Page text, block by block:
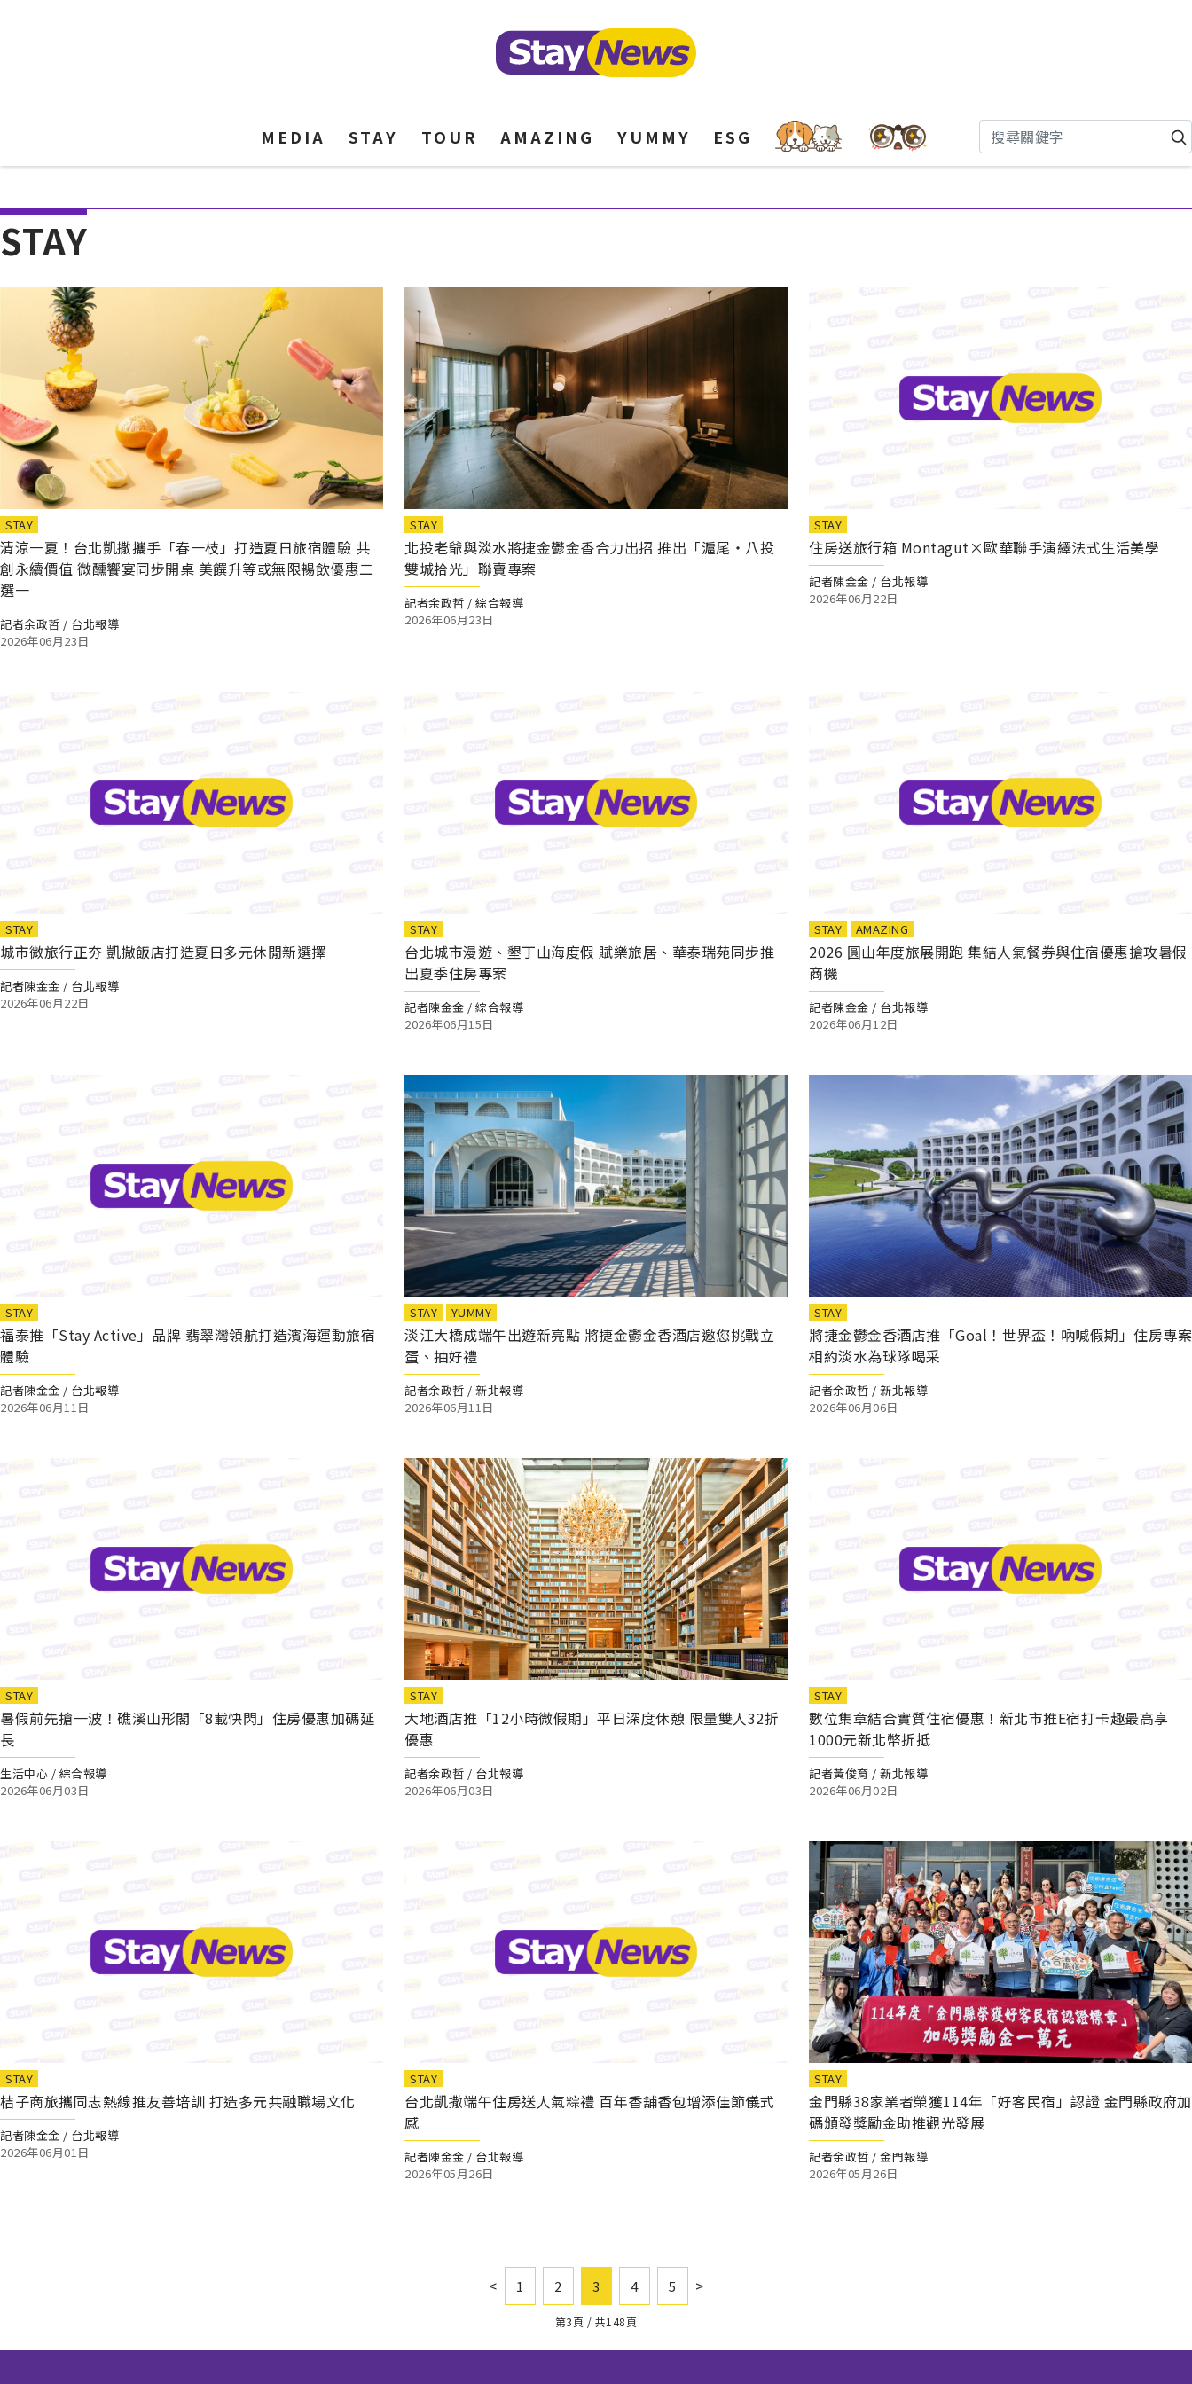
MEDIA STAY TOUR AMAZING YUMMY ESG
STAY
STAY
清涼一夏！台北凱撒攜手「春一枝」打造夏日旅宿體驗 共
創永續價值 微醺饗宴同步開桌 美饌升等或無限暢飲優惠二
選一
記者余政哲 / 台北報導
2026年06月23日
STAY
北投老爺與淡水將捷金鬱金香合力出招 推出「滬尾‧八投
雙城拾光」聯賣專案
記者余政哲 / 綜合報導
2026年06月23日
STAY
住房送旅行箱 Montagut×歐華聯手演繹法式生活美學
記者陳金金 / 台北報導
2026年06月22日
STAY
城市微旅行正夯 凱撒飯店打造夏日多元休閒新選擇
記者陳金金 / 台北報導
2026年06月22日
STAY
台北城市漫遊、墾丁山海度假 賦樂旅居、華泰瑞苑同步推
出夏季住房專案
記者陳金金 / 綜合報導
2026年06月15日
STAY AMAZING
2026 圓山年度旅展開跑 集結人氣餐券與住宿優惠搶攻暑假
商機
記者陳金金 / 台北報導
2026年06月12日
STAY
福泰推「Stay Active」品牌 翡翠灣領航打造濱海運動旅宿
體驗
記者陳金金 / 台北報導
2026年06月11日
STAY YUMMY
淡江大橋成端午出遊新亮點 將捷金鬱金香酒店邀您挑戰立
蛋、抽好禮
記者余政哲 / 新北報導
2026年06月11日
STAY
將捷金鬱金香酒店推「Goal！世界盃！吶喊假期」住房專案
相約淡水為球隊喝采
記者余政哲 / 新北報導
2026年06月06日
STAY
暑假前先搶一波！礁溪山形閣「8載快閃」住房優惠加碼延
長
生活中心 / 綜合報導
2026年06月03日
STAY
大地酒店推「12小時微假期」平日深度休憩 限量雙人32折
優惠
記者余政哲 / 台北報導
2026年06月03日
STAY
數位集章結合實質住宿優惠！新北市推E宿打卡趣最高享
1000元新北幣折抵
記者黃俊育 / 新北報導
2026年06月02日
STAY
桔子商旅攜同志熱線推友善培訓 打造多元共融職場文化
記者陳金金 / 台北報導
2026年06月01日
STAY
台北凱撒端午住房送人氣粽禮 百年香舖香包增添佳節儀式
感
記者陳金金 / 台北報導
2026年05月26日
STAY
金門縣38家業者榮獲114年「好客民宿」認證 金門縣政府加
碼頒發獎勵金助推觀光發展
記者余政哲 / 金門報導
2026年05月26日
< 1 2 3 4 5 >
第3頁 / 共148頁